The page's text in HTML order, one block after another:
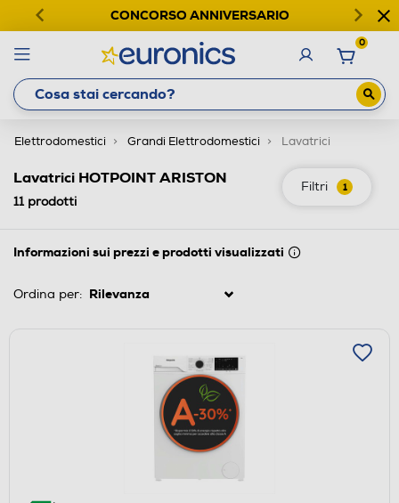
CONCORSO ANNIVERSARIO
0
Elettrodomestici Grandi Elettrodomestici Lavatrici
Filtri 1
Lavatrici HOTPOINT ARISTON
11prodotti
Informazioni sui prezzi e prodotti visualizzati
Ordina per: